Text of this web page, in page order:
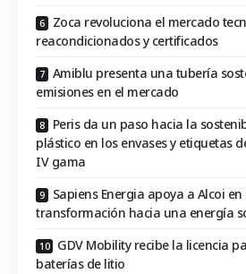
Zoca revoluciona el mercado
reacondicionados y certificados
Amiblu presenta una tubería
emisiones en el mercado
Peris da un paso hacia la
plástico en los envases y etiquetas
IV gama
Sapiens Energia apoya a Alcoi
transformación hacia una energía
GDV Mobility recibe la licencia
baterías de litio